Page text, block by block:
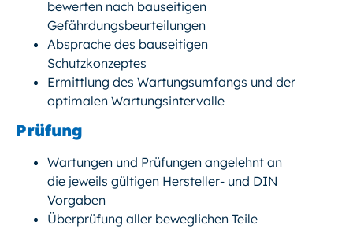
bewerten nach bauseitigen
Gefährdungsbeurteilungen
Absprache des bauseitigen
Schutzkonzeptes
Ermittlung des Wartungsumfangs und der
optimalen Wartungsintervalle
Prüfung
Wartungen und Prüfungen angelehnt an
die jeweils gültigen Hersteller- und DIN
Vorgaben
Überprüfung aller beweglichen Teile